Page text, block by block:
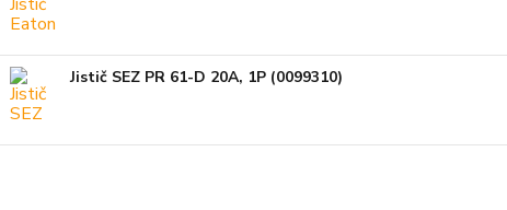
Jistič SEZ PR 61-D 20A, 1P (0099310)